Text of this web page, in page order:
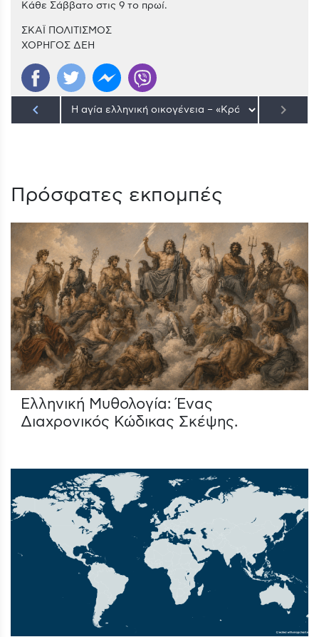
Κάθε Σάββατο στις 9 το πρωί.
ΣΚΑΪ ΠΟΛΙΤΙΣΜΟΣ
ΧΟΡΗΓΟΣ ΔΕΗ
keyboard_arrow_left keyboard_arrow_right
Πρόσφατες εκπομπές
Ελληνική Μυθολογία: Ένας
Διαχρονικός Κώδικας Σκέψης.